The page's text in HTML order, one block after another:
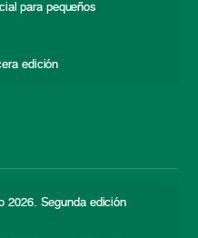
para pequeños
edición
2026. Segunda edición